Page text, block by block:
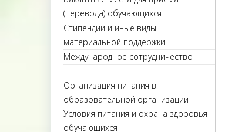
(перевода) обучающихся
Стипендии и иные виды
материальной поддержки
Международное сотрудничество
Организация питания в
образовательной организации
Условия питания и охрана здоровья
обучающихся